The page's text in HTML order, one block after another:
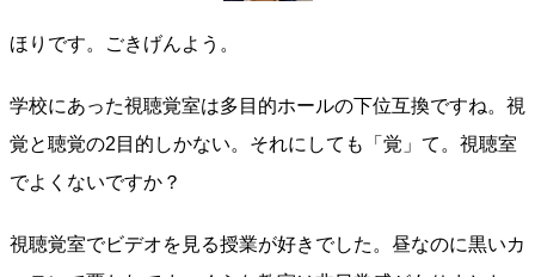
ほりです。ごきげんよう。
学校にあった視聴覚室は多目的ホールの下位互換ですね。視
覚と聴覚の2目的しかない。それにしても「覚」て。視聴室
でよくないですか？
視聴覚室でビデオを見る授業が好きでした。昼なのに黒いカ